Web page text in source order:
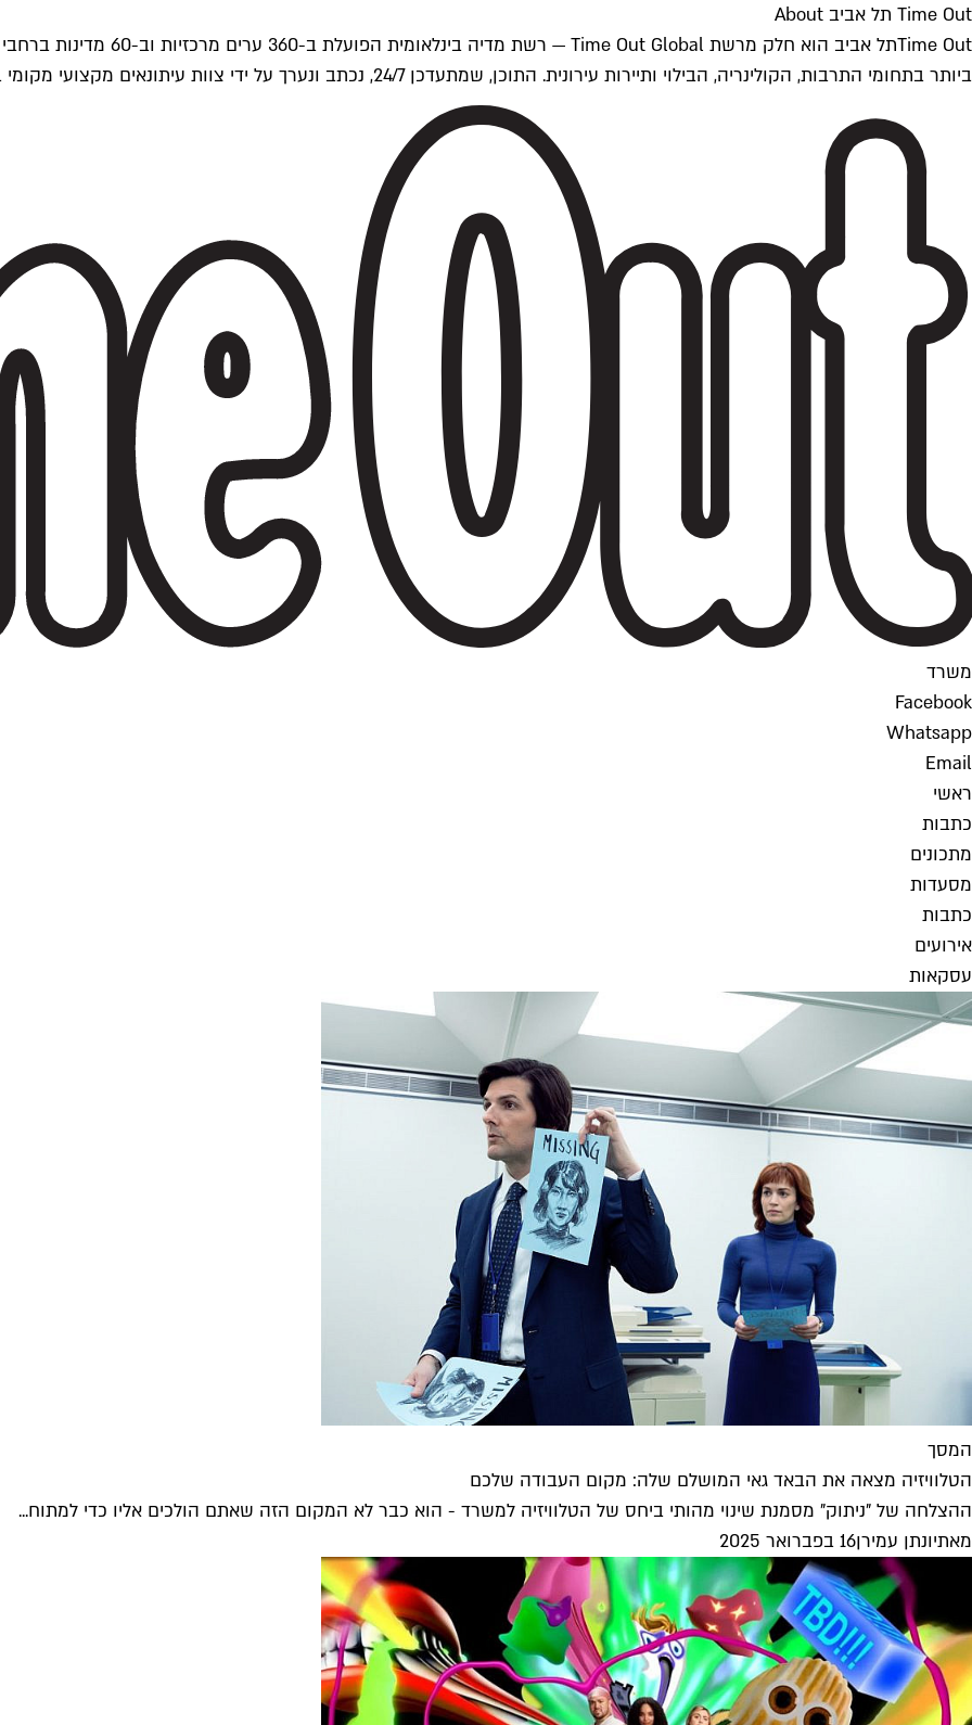
Time Out תל אביב About
ביותר בתחומי התרבות, הקולינריה, הבילוי ותיירות עירונית. התוכן, שמתעדכן 24/7, נכתב ונערך על ידי צוות עיתונאים מקצועי מקומי בישראל, בהתאם לסטנדרטים של Time Out העולמית.
משרד
Facebook
Whatsapp
Email
ראשי
כתבות
מתכונים
מסעדות
כתבות
אירועים
עסקאות
המסך
הטלוויזיה מצאה את הבאד גאי המושלם שלה: מקום העבודה שלכם
ההצלחה של "ניתוק" מסמנת שינוי מהותי ביחס של הטלוויזיה למשרד - הוא כבר לא המקום הזה שאתם הולכים אליו כדי למתוח...
מאתיונתן עמירן16 בפברואר 2025